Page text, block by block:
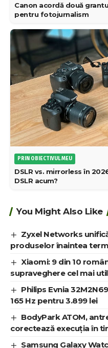
Canon acordă două
pentru fotojurnalism
PRIN OBIECTIVUL MEU
DSLR vs. mirrorless în
DSLR acum?
You Might Also Like
Zyxel Networks
produselor înaintea
Xiaomi: 9 din 10
supraveghere cel mai
Philips Evnia
165 Hz pentru 3.899 lei
BodyPark ATOM,
corectează execuția în
Samsung Galaxy